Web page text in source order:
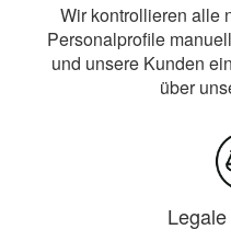
Wir kontrollieren alle
Personalprofile
und unsere Kunden
über